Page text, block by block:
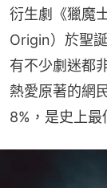
衍生劇《獵魔
Origin）於聖
有不少劇迷都
熱愛原著的網
8%，是史上最